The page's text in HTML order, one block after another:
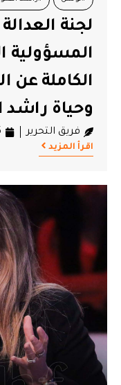
لجنة
المسؤولية
الكاملة عن
وحياة
فريق التحرير
اقرأ المزيد